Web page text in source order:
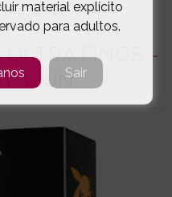
( 85-5728711 )
ULTRA FINOS -
12UN
material explícito
para adultos.
Sair